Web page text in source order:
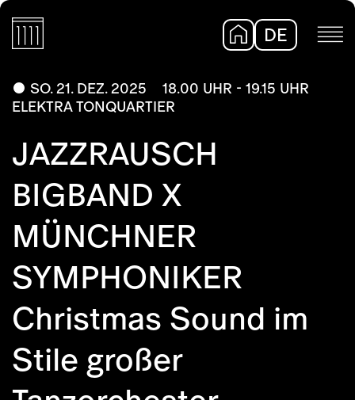
DE
SO. 21. DEZ. 2025
18.00 UHR - 19.15 UHR
ELEKTRA TONQUARTIER
JAZZRAUSCH
BIGBAND X
MÜNCHNER
SYMPHONIKER
Christmas Sound im
Stile großer